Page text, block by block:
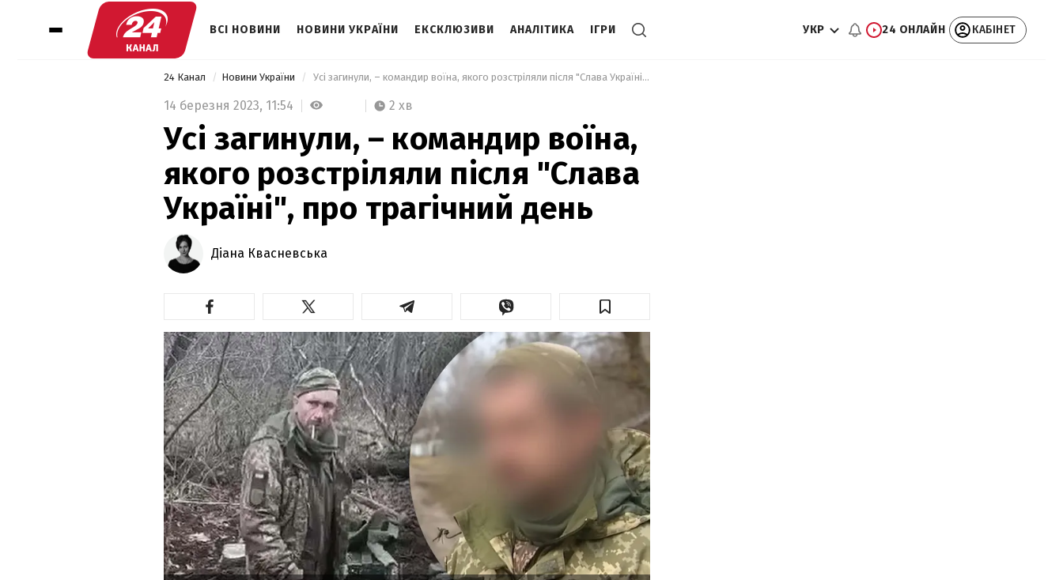
ВСІ НОВИНИ НОВИНИ УКРАЇНИ ЕКСКЛЮЗИВИ АНАЛІТИКА ІГРИ УКР 24 ОНЛАЙН КАБІНЕТ
24 Канал Новини України Усі загинули, – командир воїна, якого розстріляли після "Слава Україні", про трагічний день
14 березня 2023, 11:54 2 хв
Усі загинули, – командир воїна,
якого розстріляли після "Слава
Україні", про трагічний день
Діана Квасневська